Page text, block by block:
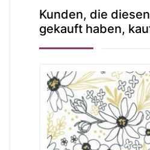
Kunden, die
gekauft haben,